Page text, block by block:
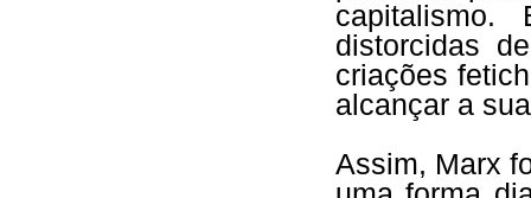
distorcidas
criações
alcançar a
Assim, Marx